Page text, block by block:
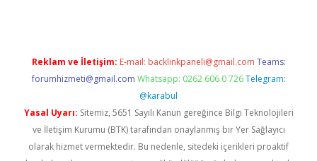
Reklam ve İletişim: E-mail: backlinkpaneli@gmail.com Teams:
forumhizmeti@gmail.com Whatsapp: 0262 606 0 726 Telegram:
@karabul
Yasal Uyarı: Sitemiz, 5651 Sayılı Kanun gereğince Bilgi Teknolojileri
ve İletişim Kurumu (BTK) tarafından onaylanmış bir Yer Sağlayıcı
olarak hizmet vermektedir. Bu nedenle, sitedeki içerikleri proaktif